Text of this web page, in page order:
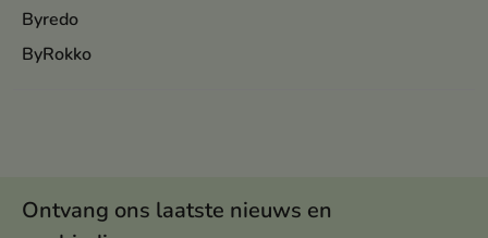
Byredo
ByRokko
Ontvang ons laatste nieuws en